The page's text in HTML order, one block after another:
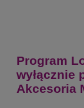
Program
wyłącznie
Akcesoria